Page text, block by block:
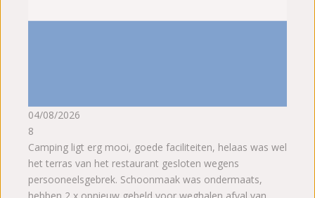
04/08/2026
8
Camping ligt erg mooi, goede faciliteiten, helaas was wel
het terras van het restaurant gesloten wegens
persooneelsgebrek. Schoonmaak was ondermaats,